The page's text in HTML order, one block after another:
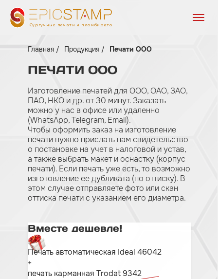
Сургучные печати и пломбираторы
Главная Продукция Печати ООО
ПЕЧАТИ ООО
Изготовление печатей для ООО, ОАО, ЗАО,
ПАО, НКО и др. от 30 минут. Заказать
можно у нас в офисе или удаленно
(WhatsApp, Telegram, Email).
Чтобы оформить заказ на изготовление
печати нужно прислать нам свидетельство
о постановке на учет в налоговой и устав,
а также выбрать макет и оснастку (корпус
печати). Если печать уже есть, то возможно
изготовление ее дубликата (по оттиску). В
этом случае отправляете фото или скан
оттиска печати с указанием его диаметра.
Вместе дешевле!
Печать автоматическая Ideal 46042
+
печать карманная Trodat 9342